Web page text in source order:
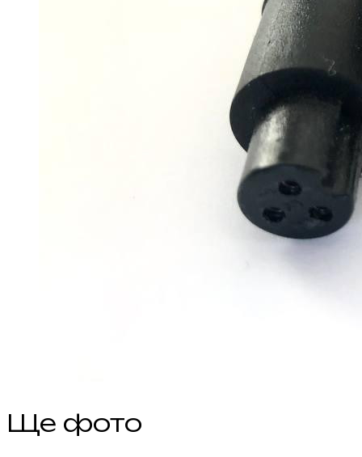
Ще фото